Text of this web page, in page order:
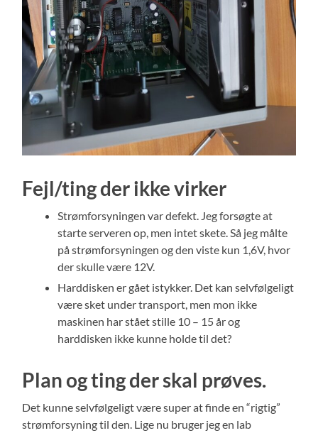
Fejl/ting der ikke virker
Strømforsyningen var defekt. Jeg forsøgte at
starte serveren op, men intet skete. Så jeg målte
på strømforsyningen og den viste kun 1,6V, hvor
der skulle være 12V.
Harddisken er gået istykker. Det kan selvfølgeligt
være sket under transport, men mon ikke
maskinen har stået stille 10 – 15 år og
harddisken ikke kunne holde til det?
Plan og ting der skal prøves.
Det kunne selvfølgeligt være super at finde en “rigtig”
strømforsyning til den. Lige nu bruger jeg en lab